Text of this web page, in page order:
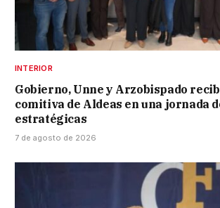
INTERIOR
Gobierno, Unne y Arzobispado
comitiva de Aldeas en una jornada
estratégicas
7 de agosto de 2026